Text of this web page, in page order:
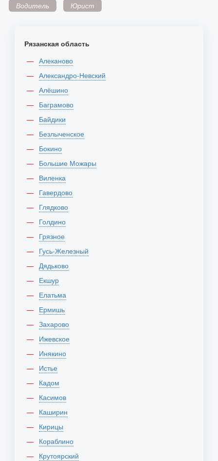
Водитель
Юрист
Рязанская область
Алеканово
Александро-Невский
Алёшино
Баграмово
Байдики
Безлыченское
Бокино
Большие Можары
Виленка
Гавердово
Глядково
Голдино
Грязное
Гусь-Железный
Дядьково
Екшур
Елатьма
Ермишь
Захарово
Ижевское
Инякино
Истье
Кадом
Касимов
Каширин
Кирицы
Кораблино
Крутоярский